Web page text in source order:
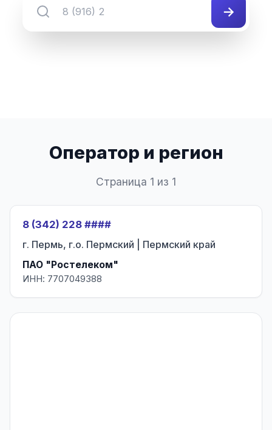
→
Оператор и регион
Страница 1 из 1
8 (342) 228 ####
г. Пермь, г.о. Пермский | Пермский край
ПАО "Ростелеком"
ИНН: 7707049388